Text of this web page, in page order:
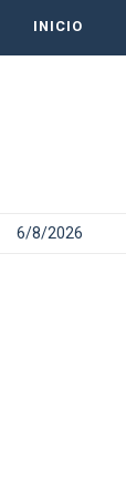
INICIO
6/8/2026